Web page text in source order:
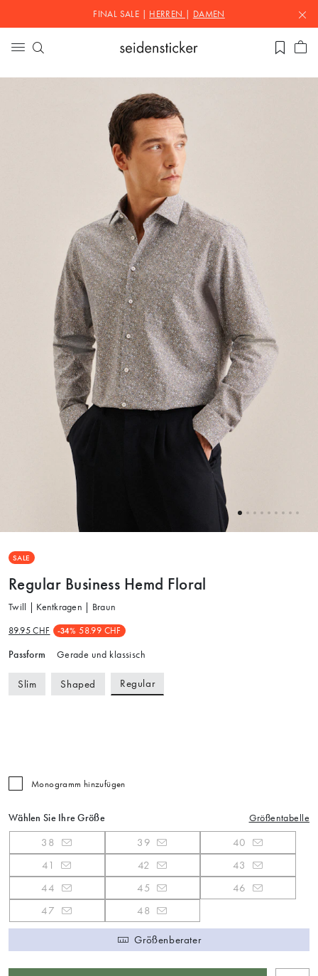
FINAL SALE | HERREN DAMEN
SALE
Regular Business Hemd Floral
Twill | Kentkragen | Braun
89.95 CHF -34% 58.99 CHF
Passform Gerade und klassisch
Slim Shaped Regular
Monogramm hinzufügen
Wählen Sie Ihre Größe Größentabelle
38 39
40
41
42
43
44
45
46
47
48
Größenberater